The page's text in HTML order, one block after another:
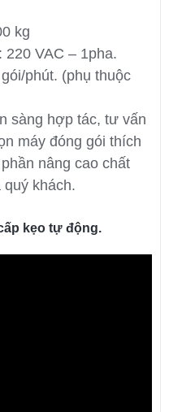
kg
220 VAC – 1pha.
phút. (phụ thuộc
sàng hợp tác, tư vấn
máy đóng gói thích
nâng cao chất
khách.
kẹo tự động.